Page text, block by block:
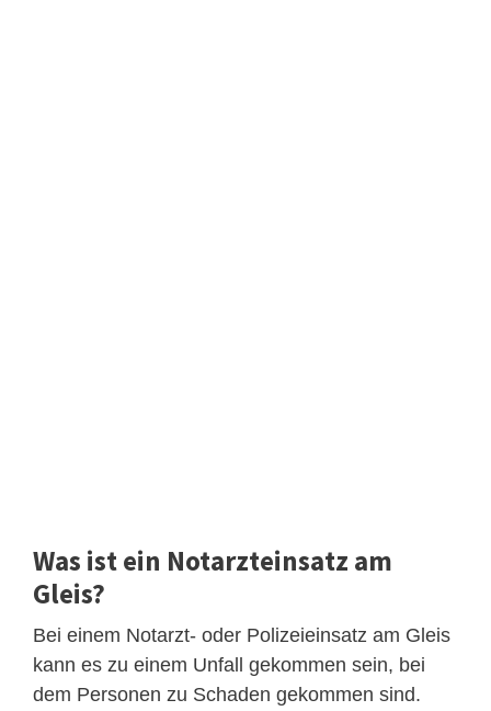
Was ist ein Notarzteinsatz am
Gleis?
Bei einem Notarzt- oder Polizeieinsatz am Gleis
kann es zu einem Unfall gekommen sein, bei
dem Personen zu Schaden gekommen sind.